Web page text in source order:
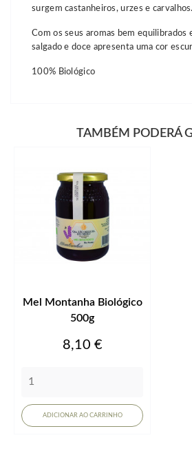
surgem castanheiros, urzes e carvalhos.
Com os seus aromas bem equilibrados
salgado e doce apresenta uma cor
100% Biológico
TAMBÉM PODERÁ
Mel Montanha Biológico
500g
Preço
8,10 €
ADICIONAR AO CARRINHO